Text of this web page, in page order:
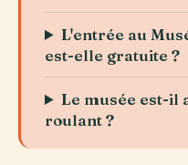
L'entrée au
est-elle gratuite ?
Le musée est-il
roulant ?